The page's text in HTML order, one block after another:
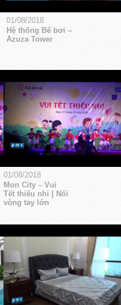
01/08/2018
Hệ thống Bể bơi –
Azuza Tower
01/08/2018
Mon City – Vui
Tết thiếu nhi | Nối
vòng tay lớn